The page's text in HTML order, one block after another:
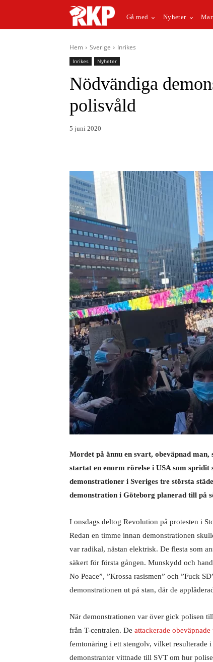
Gå med Nyheter
Hem Sverige Inrikes
Inrikes Nyheter
Nödvändiga
polisvåld
5 juni 2020
Mordet på ännu en svart, obeväpnad
startat en enorm rörelse i USA som
demonstrationer i Sveriges tre största
demonstration i Göteborg planerad till på
I onsdags deltog Revolution på protesten i
Redan en timme innan demonstrationen
var radikal, nästan elektrisk. De flesta som
säkert för första gången. Munskydd och
No Peace”, ”Krossa rasismen” och ”Fuck
demonstrationen ut på stan, där de
När demonstrationen var över gick polisen
från T-centralen. De attackerade
femtonåring i ett stengolv, vilket resulterade
demonstranter vittnade till SVT om hur